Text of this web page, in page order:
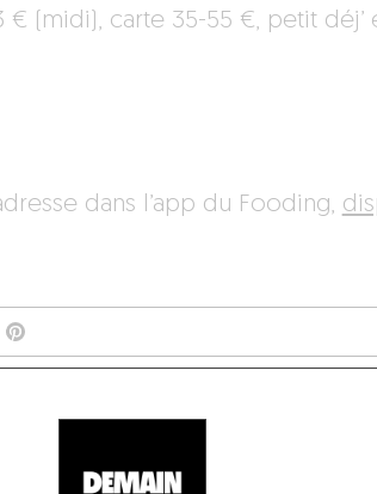
€ (midi), carte 35-55 €, petit déj’
dans l’app du Fooding,